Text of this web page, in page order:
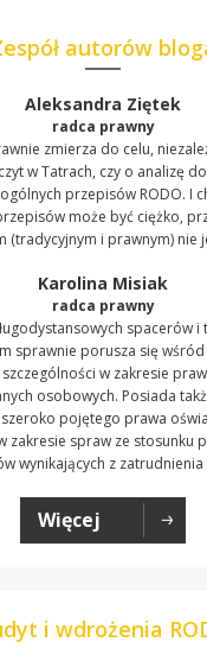
autorów
Aleksandra Ziętek
radca prawny
zmierza do celu,
w Tatrach, czy o analizę
przepisów RODO. I
może być ciężko,
(tradycyjnym i prawnym) nie
Karolina Misiak
radca prawny
spacerów i
sprawnie porusza się
w zakresie
osobowych. Posiada
pojętego prawa
zakresie spraw ze stosunku
wynikających z zatrudnienia
Więcej
i wdrożenia